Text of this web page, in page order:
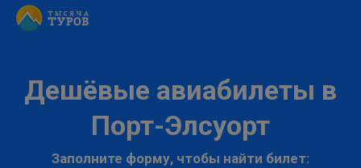
Дешёвые авиабилеты в
Порт-Элсуорт
Заполните форму, чтобы найти билет: